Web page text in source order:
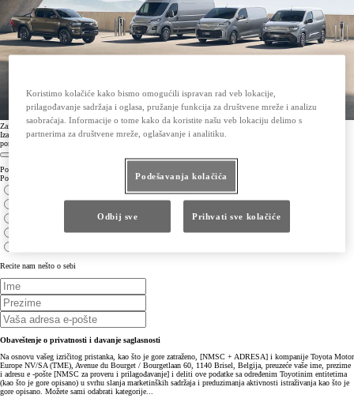
Zainteresovani ste da saznate više o gami Toyota Professional ili određenom vozilu u ovoj rastućoj porodici?
Izaberite opciju sa liste ispod da biste bili među prvima koji će dobijati najnovije vesti, ekskluzivne najave i
ponude.
Potvrdite o kojem modelu vozila želite saznati više:
Potvrdite o kojem modelu vozila želite saznati više:
Svi modeli iz programa Toyota Professional
Recite nam nešto o sebi
Obaveštenje o privatnosti i davanje saglasnosti
Na osnovu vašeg izričitog pristanka, kao što je gore zatraženo, [NMSC + ADRESA] i kompanije Toyota Motor
Europe NV/SA (TME), Avenue du Bourget / Bourgetlaan 60, 1140 Brisel, Belgija, preuzeće vaše ime, prezime
i adresu e -pošte [NMSC za proveru i prilagođavanje] i deliti ove podatke sa određenim Toyotinim entitetima
(kao što je gore opisano) u svrhu slanja marketinških sadržaja i preduzimanja aktivnosti istraživanja kao što je
gore opisano. Možete sami odabrati kategorije...
Koristimo kolačiće kako bismo omogućili ispravan rad veb lokacije,
prilagođavanje sadržaja i oglasa, pružanje funkcija za društvene mreže i analizu
saobraćaja. Informacije o tome kako da koristite našu veb lokaciju delimo s
partnerima za društvene mreže, oglašavanje i analitiku.
Podešavanja kolačića
Odbij sve Prihvati sve kolačiće